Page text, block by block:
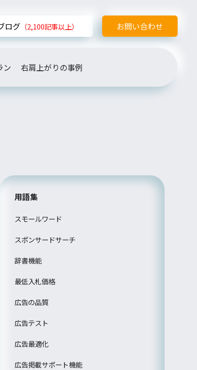
ログ（2,100記事以上） お問い合わせ
ン 右肩上がりの事例
用語集
スモールワード
スポンサードサーチ
辞書機能
最低入札価格
広告の品質
広告テスト
広告最適化
広告掲載サポート機能